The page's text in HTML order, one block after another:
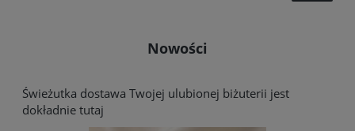
Nowości
Świeżutka dostawa Twojej ulubionej biżuterii jest
dokładnie tutaj